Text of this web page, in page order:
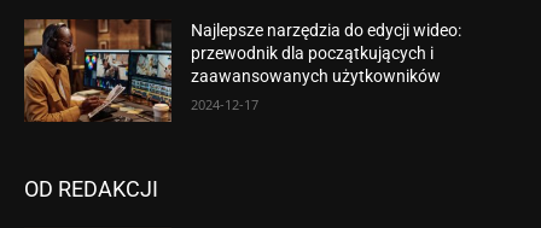
Najlepsze narzędzia do edycji wideo:
przewodnik dla początkujących i
zaawansowanych użytkowników
2024-12-17
OD REDAKCJI